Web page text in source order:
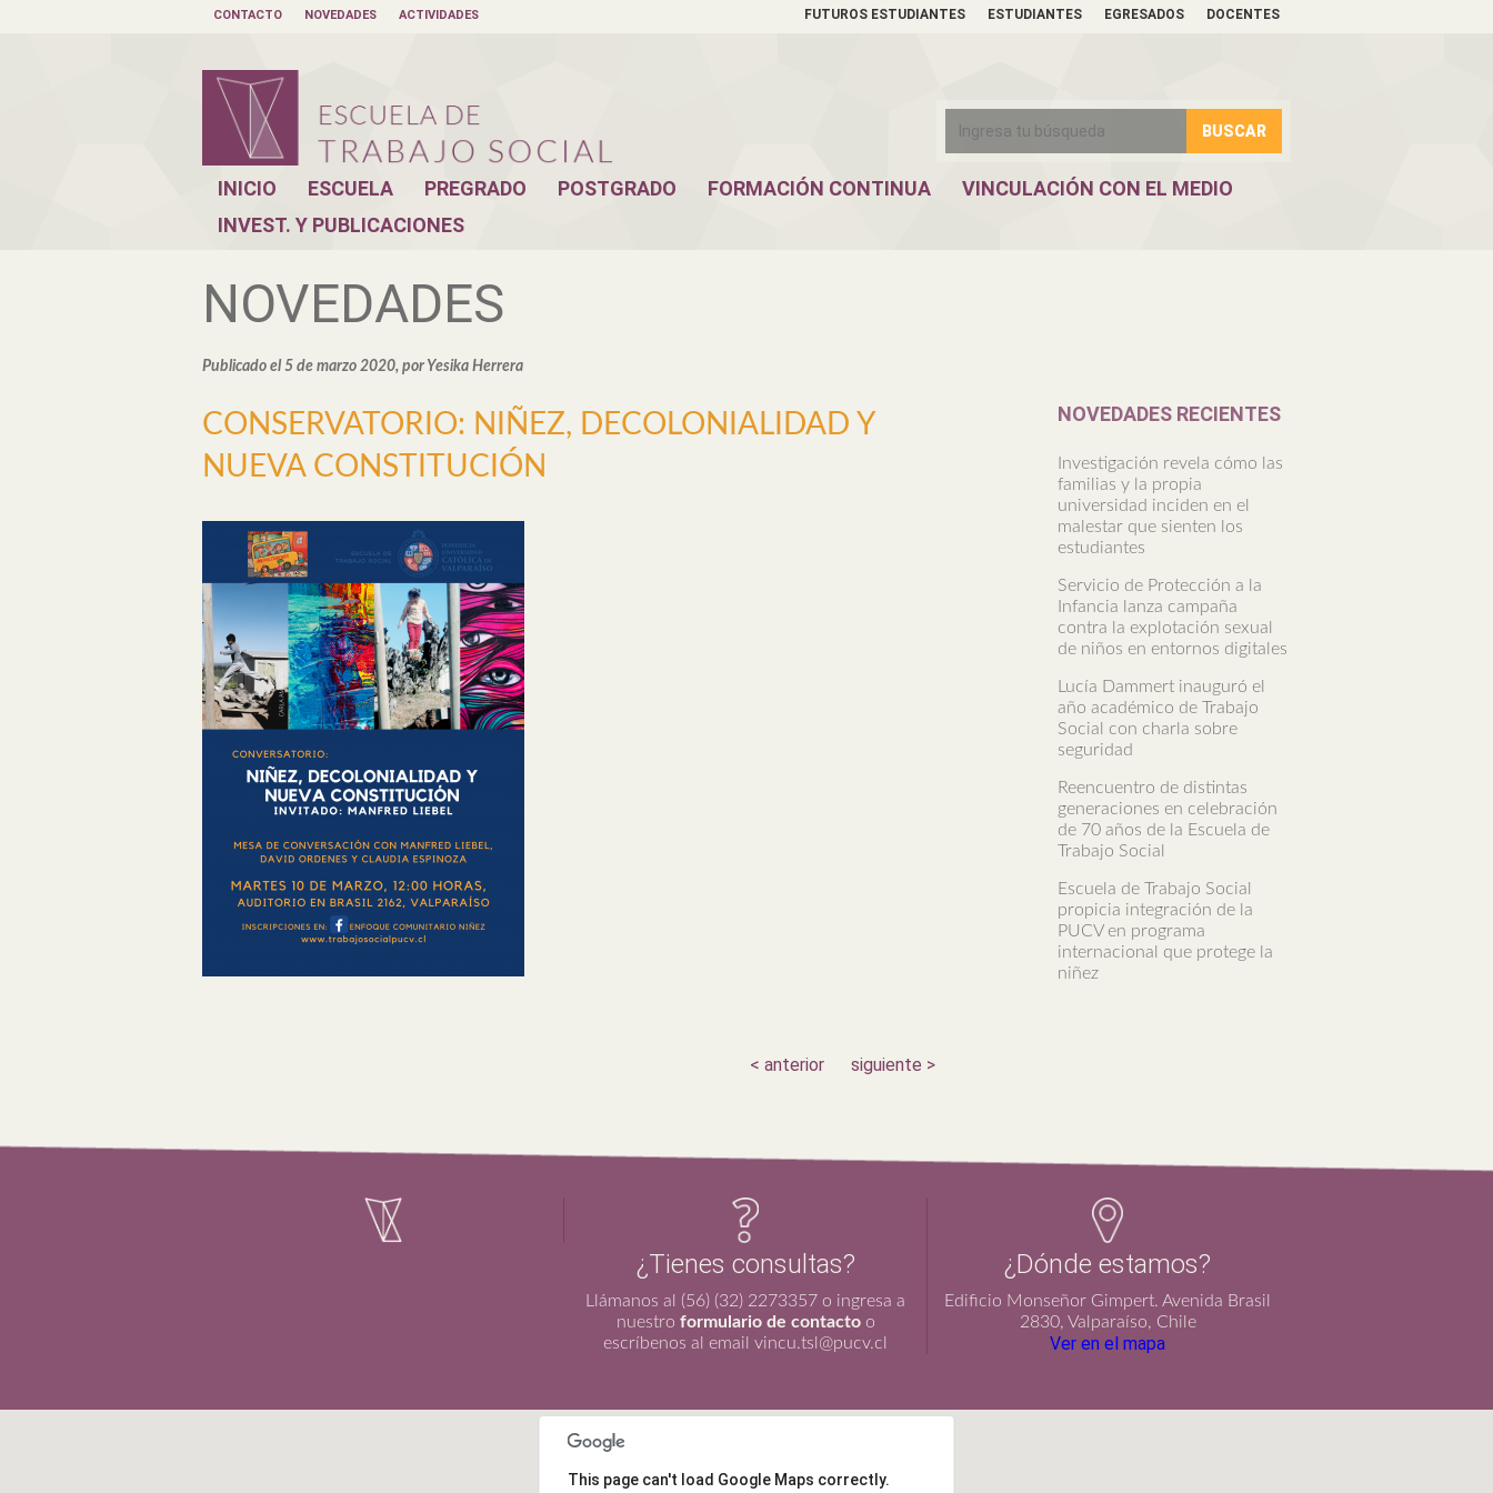
CONTACTO NOVEDADES ACTIVIDADES FUTUROS ESTUDIANTES ESTUDIANTES EGRESADOS DOCENTES
INICIO ESCUELA PREGRADO POSTGRADO FORMACIÓN CONTINUA
VINCULACIÓN CON EL MEDIO
INVEST. Y PUBLICACIONES
NOVEDADES
Publicado el 5 de marzo 2020, por Yesika Herrera
CONSERVATORIO: NIÑEZ, DECOLONIALIDAD Y
NUEVA CONSTITUCIÓN
< anterior siguiente >
NOVEDADES RECIENTES
Investigación revela cómo las
familias y la propia
universidad inciden en el
malestar que sienten los
estudiantes
Servicio de Protección a la
Infancia lanza campaña
contra la explotación sexual
de niños en entornos digitales
Lucía Dammert inauguró el
año académico de Trabajo
Social con charla sobre
seguridad
Reencuentro de distintas
generaciones en celebración
de 70 años de la Escuela de
Trabajo Social
Escuela de Trabajo Social
propicia integración de la
PUCV en programa
internacional que protege la
niñez
¿Tienes consultas?
Llámanos al (56) (32) 2273357 o ingresa a
nuestro formulario de contactoo
escríbenos al email vincu.tsl@pucv.cl
¿Dónde estamos?
Edificio Monseñor Gimpert. Avenida Brasil
2830, Valparaíso, Chile
Ver en el mapa
This page can't load Google Maps correctly.